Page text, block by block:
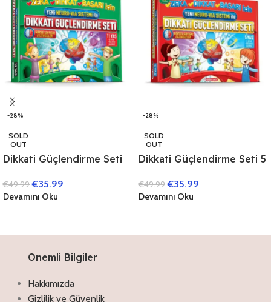
-28%
SOLD
OUT
Dikkati Güçlendirme Seti
€49.99 €35.99
Devamını Oku
-28%
SOLD
OUT
Dikkati Güçlendirme Seti 5
€49.99 €35.99
Devamını Oku
Onemli Bilgiler
Hakkımızda
Gizlilik ve Güvenlik